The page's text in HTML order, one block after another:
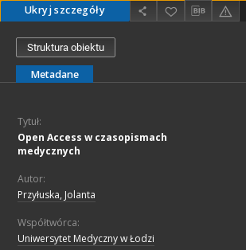
Ukryj szczegóły
Struktura obiektu
Metadane
Tytuł:
Open Access w czasopismach
medycznych
Autor:
Przyłuska, Jolanta
Współtwórca:
Uniwersytet Medyczny w Łodzi